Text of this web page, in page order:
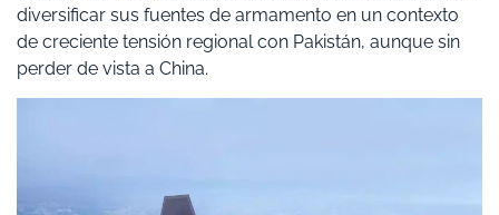
diversificar sus fuentes de armamento en un contexto
de creciente tensión regional con Pakistán, aunque sin
perder de vista a China.